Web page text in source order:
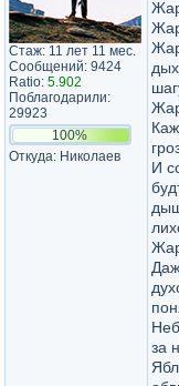
Стаж: 11 лет 11 мес.
Сообщений: 9424
Ratio: 5.902
Поблагодарили:
29923
100%
Откуда: Николаев
И
за